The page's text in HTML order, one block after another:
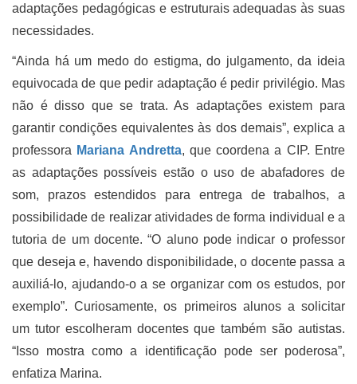
adaptações pedagógicas e estruturais adequadas às suas
necessidades.
“Ainda há um medo do estigma, do julgamento, da ideia
equivocada de que pedir adaptação é pedir privilégio. Mas
não é disso que se trata. As adaptações existem para
garantir condições equivalentes às dos demais”, explica a
professora Mariana Andretta, que coordena a CIP. Entre
as adaptações possíveis estão o uso de abafadores de
som, prazos estendidos para entrega de trabalhos, a
possibilidade de realizar atividades de forma individual e a
tutoria de um docente. “O aluno pode indicar o professor
que deseja e, havendo disponibilidade, o docente passa a
auxiliá-lo, ajudando-o a se organizar com os estudos, por
exemplo”. Curiosamente, os primeiros alunos a solicitar
um tutor escolheram docentes que também são autistas.
“Isso mostra como a identificação pode ser poderosa”,
enfatiza Marina.